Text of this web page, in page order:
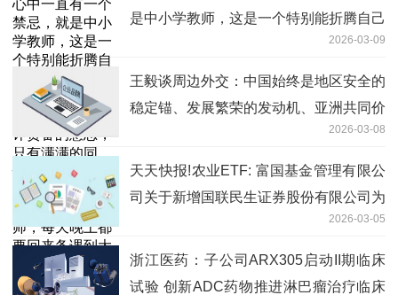
是中小学教师，这是一个特别能折腾自己
的群体，可以称为内耗之王！当然，我没
有批评责备的意思，只有满满的同情，他
们实在太累了！我爸爸就是一个中学教
师，每天晚上都要回来备课到大半夜，查
做课件，做教学设计，做学案，做学生的
作业...
2026-03-09
王毅谈周边外交：中国始终是地区安全的
稳定锚、发展繁荣的发动机、亚洲共同价
2026-03-08
天天快报!农业ETF: 富国基金管理有限公
司关于新增国联民生证券股份有限公司为
部分基金申购赎回代理券商的公告2026-03-05
浙江医药：子公司ARX305启动II期临床
试验 创新ADC药物推进淋巴瘤治疗临床